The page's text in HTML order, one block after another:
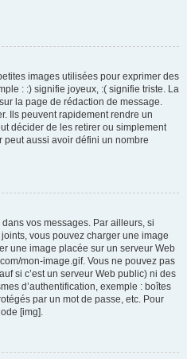
images utilisées pour exprimer des
: :) signifie joyeux, :( signifie triste. La
la page de rédaction de message.
Ils peuvent rapidement rendre un
décider de les retirer ou simplement
peut aussi avoir défini un nombre
vos messages. Par ailleurs, si
vous pouvez charger une image
une image placée sur un serveur Web
mon-image.gif. Vous ne pouvez pas
si c’est un serveur Web public) ni des
d’authentification, exemple : boîtes
par un mot de passe, etc. Pour
[img].